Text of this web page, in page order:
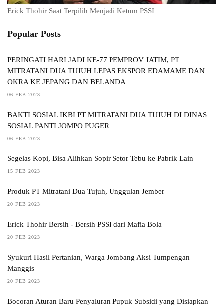
Erick Thohir Saat Terpilih Menjadi Ketum PSSI
Popular Posts
PERINGATI HARI JADI KE-77 PEMPROV JATIM, PT
MITRATANI DUA TUJUH LEPAS EKSPOR EDAMAME DAN
OKRA KE JEPANG DAN BELANDA
06 FEB 2023
BAKTI SOSIAL IKBI PT MITRATANI DUA TUJUH DI DINAS
SOSIAL PANTI JOMPO PUGER
06 FEB 2023
Segelas Kopi, Bisa Alihkan Sopir Setor Tebu ke Pabrik Lain
15 FEB 2023
Produk PT Mitratani Dua Tujuh, Unggulan Jember
20 FEB 2023
Erick Thohir Bersih - Bersih PSSI dari Mafia Bola
20 FEB 2023
Syukuri Hasil Pertanian, Warga Jombang Aksi Tumpengan
Manggis
20 FEB 2023
Bocoran Aturan Baru Penyaluran Pupuk Subsidi yang Disiapkan